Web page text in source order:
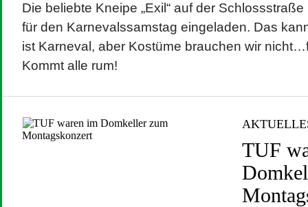
Die beliebte Kneipe „Exil“ auf der
für den Karnevalssamstag eingeladen. Das
ist Karneval, aber Kostüme brauchen wir
Kommt alle rum!
TUF